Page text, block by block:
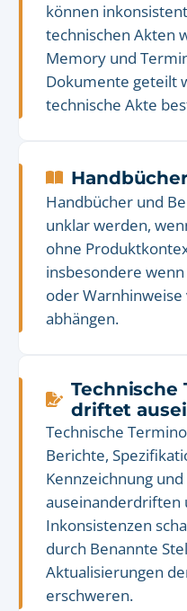
können
technischen Akten
Memory und
Dokumente geteilt
technische Akte
Handbücher und
unklar werden,
ohne
insbesondere
oder
abhängen.
Technische
driftet
Technische
Berichte,
Kennzeichnung
auseinanderdriften
Inkonsistenzen
durch Benannte
Aktualisierungen
erschweren.